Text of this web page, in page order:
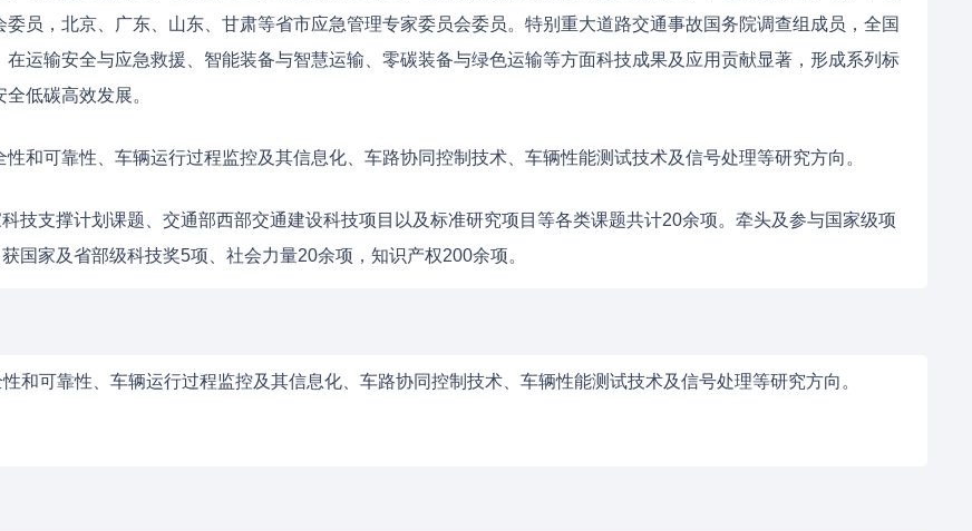
员，北京、广东、山东、甘肃等省市应急管理专家委员会委员。特别重大道路交通事故国务院调查组成员，全国
运输安全与应急救援、智能装备与智慧运输、零碳装备与绿色运输等方面科技成果及应用贡献显著，形成系列标
低碳高效发展。
和可靠性、车辆运行过程监控及其信息化、车路协同控制技术、车辆性能测试技术及信号处理等研究方向。
技支撑计划课题、交通部西部交通建设科技项目以及标准研究项目等各类课题共计20余项。牵头及参与国家级项
国家及省部级科技奖5项、社会力量20余项，知识产权200余项。
和可靠性、车辆运行过程监控及其信息化、车路协同控制技术、车辆性能测试技术及信号处理等研究方向。